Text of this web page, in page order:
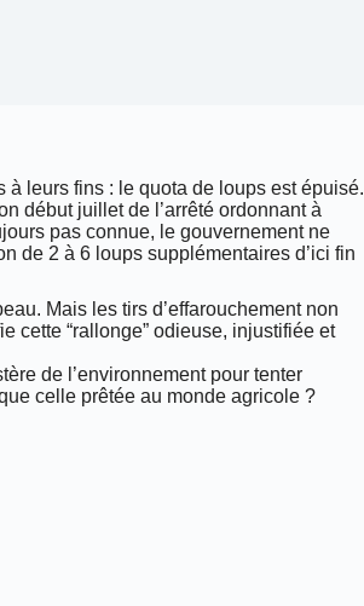
à leurs fins : le quota de loups est épuisé.
début juillet de l’arrêté ordonnant à
pas connue, le gouvernement ne
de 2 à 6 loups supplémentaires d’ici fin
Mais les tirs d’effarouchement non
cette “rallonge” odieuse, injustifiée et
de l’environnement pour tenter
celle prêtée au monde agricole ?